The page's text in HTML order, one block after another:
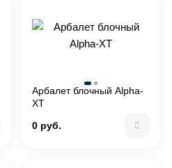
Арбалет блочный Alpha-
XT
0 руб.